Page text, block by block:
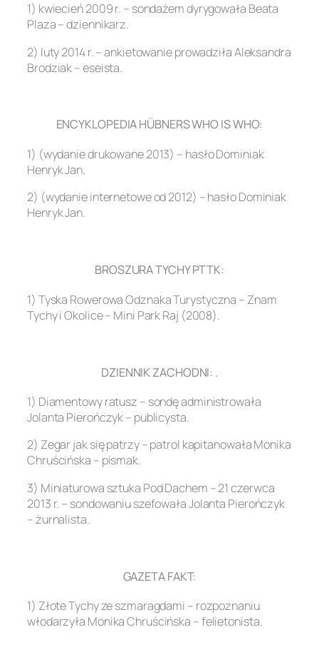
1) kwiecień 2009 r. – sondażem dyrygowała Beata
Plaza – dziennikarz.
2) luty 2014 r. – ankietowanie prowadziła Aleksandra
Brodziak – eseista.
ENCYKLOPEDIA HÜBNERS WHO IS WHO:
1) (wydanie drukowane 2013) – hasło Dominiak
Henryk Jan.
2) (wydanie internetowe od 2012) – hasło Dominiak
Henryk Jan.
BROSZURA TYCHY PTTK:
1) Tyska Rowerowa Odznaka Turystyczna – Znam
Tychy i Okolice – Mini Park Raj (2008).
DZIENNIK ZACHODNI: .
1) Diamentowy ratusz – sondę administrowała
Jolanta Pierończyk – publicysta.
2) Zegar jak się patrzy – patrol kapitanowała Monika
Chruścińska – pismak.
3) Miniaturowa sztuka Pod Dachem – 21 czerwca
2013 r. – sondowaniu szefowała Jolanta Pierończyk
– żurnalista.
GAZETA FAKT:
1) Złote Tychy ze szmaragdami – rozpoznaniu
włodarzyła Monika Chruścińska – felietonista.